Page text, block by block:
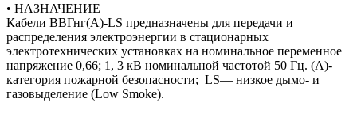
• НАЗНАЧЕНИЕ
Кабели ВВГнг(А)-LS предназначены для передачи и
распределения электроэнергии в стационарных
электротехнических установках на номинальное переменное
напряжение 0,66; 1, 3 кВ номинальной частотой 50 Гц. (A)-
категория пожарной безопасности; LS— низкое дымо- и
газовыделение (Low Smoke).